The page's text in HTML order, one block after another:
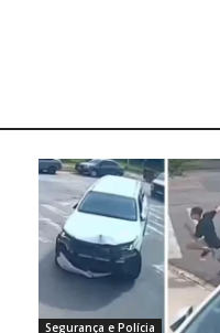
Segurança e Polícia